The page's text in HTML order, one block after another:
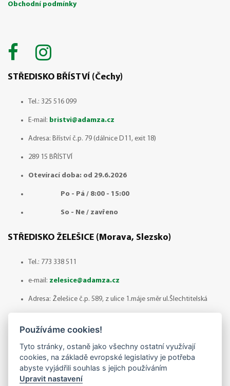
Obchodní podmínky
STŘEDISKO BŘÍSTVÍ (Čechy)
Tel.: 325 516 099
E-mail: bristvi@adamza.cz
Adresa: Bříství č.p. 79 (dálnice D11, exit 18)
289 15 BŘÍSTVÍ
Otevírací doba: od 29.6.2026
Po - Pá / 8:00 - 15:00
So - Ne / zavřeno
STŘEDISKO ŽELEŠICE (Morava, Slezsko)
Tel.: 773 338 511
e-mail: zelesice@adamza.cz
Adresa: Želešice č.p. 589, z ulice 1.máje směr ul.Šlechtitelská
předchozí domluvě!
Po - Pá / 8:00 - 14:30
Používáme cookies!
Tyto stránky, ostaně jako všechny ostatní využívají
cookies, na základě evropské legislativy je potřeba
abyste vyjádřili souhlas s jejich používáním
Upravit nastavení